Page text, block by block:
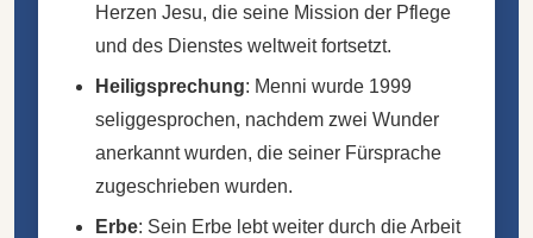
Herzen Jesu, die seine Mission der Pflege
und des Dienstes weltweit fortsetzt.
Heiligsprechung: Menni wurde 1999
seliggesprochen, nachdem zwei Wunder
anerkannt wurden, die seiner Fürsprache
zugeschrieben wurden.
Erbe: Sein Erbe lebt weiter durch die Arbeit